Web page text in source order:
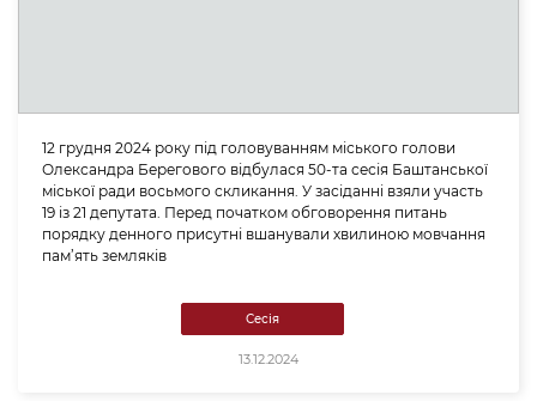
12 грудня 2024 року під головуванням міського голови
Олександра Берегового відбулася 50-та сесія Баштанської
міської ради восьмого скликання. У засіданні взяли участь
19 із 21 депутата. Перед початком обговорення питань
порядку денного присутні вшанували хвилиною мовчання
пам’ять земляків
Сесія
13.12.2024